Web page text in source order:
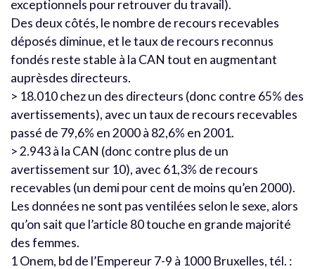
exceptionnels pour retrouver du travail).
Des deux côtés, le nombre de recours recevables
déposés diminue, et le taux de recours reconnus
fondés reste stable à la CAN tout en augmentant
auprèsdes directeurs.
> 18.010 chez un des directeurs (donc contre 65% des
avertissements), avec un taux de recours recevables
passé de 79,6% en 2000 à 82,6% en 2001.
> 2.943 à la CAN (donc contre plus de un
avertissement sur 10), avec 61,3% de recours
recevables (un demi pour cent de moins qu’en 2000).
Les données ne sont pas ventilées selon le sexe, alors
qu’on sait que l’article 80 touche en grande majorité
des femmes.
1 Onem, bd de l’Empereur 7-9 à 1000 Bruxelles, tél. :